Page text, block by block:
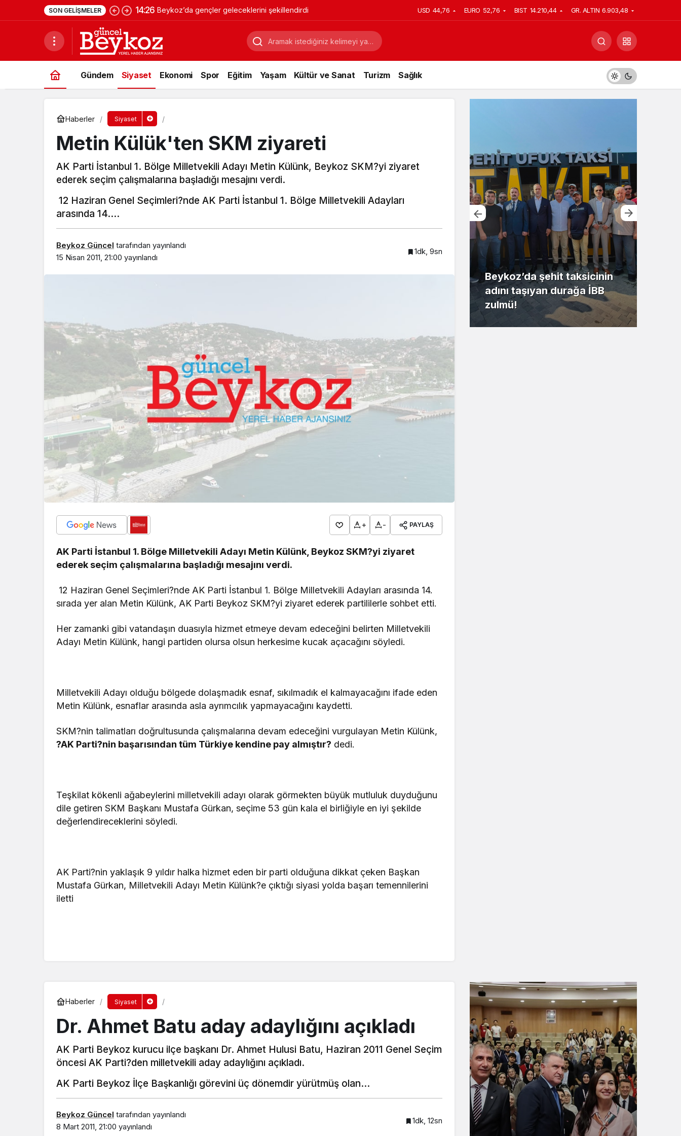
SON GELIŞMELER 14:26 Beykoz’da gençler geleceklerini şekillendirdi USD 44,76 EURO 52,76 BIST 14.210,44 GR. ALTIN 6.903,48
Gündem Siyaset Ekonomi Spor Eğitim Yaşam Kültür ve Sanat Turizm Sağlık
Haberler Siyaset
Metin Külük'ten SKM ziyareti
AK Parti İstanbul 1. Bölge Milletvekili Adayı Metin Külünk, Beykoz SKM?yi ziyaret
ederek seçim çalışmalarına başladığı mesajını verdi.
12 Haziran Genel Seçimleri?nde AK Parti İstanbul 1. Bölge Milletvekili Adayları
arasında 14….
Beykoz Güncel tarafından yayınlandı
15 Nisan 2011, 21:00 yayınlandı
1dk, 9sn
+ - PAYLAŞ
AK Parti İstanbul 1. Bölge Milletvekili Adayı Metin Külünk, Beykoz SKM?yi ziyaret
ederek seçim çalışmalarına başladığı mesajını verdi.
12 Haziran Genel Seçimleri?nde AK Parti İstanbul 1. Bölge Milletvekili Adayları arasında 14.
sırada yer alan Metin Külünk, AK Parti Beykoz SKM?yi ziyaret ederek partililerle sohbet etti.
Her zamanki gibi vatandaşın duasıyla hizmet etmeye devam edeceğini belirten Milletvekili
Adayı Metin Külünk, hangi partiden olursa olsun herkesime kucak açacağını söyledi.
Milletvekili Adayı olduğu bölgede dolaşmadık esnaf, sıkılmadık el kalmayacağını ifade eden
Metin Külünk, esnaflar arasında asla ayrımcılık yapmayacağını kaydetti.
SKM?nin talimatları doğrultusunda çalışmalarına devam edeceğini vurgulayan Metin Külünk,
?AK Parti?nin başarısından tüm Türkiye kendine pay almıştır? dedi.
Teşkilat kökenli ağabeylerini milletvekili adayı olarak görmekten büyük mutluluk duyduğunu
dile getiren SKM Başkanı Mustafa Gürkan, seçime 53 gün kala el birliğiyle en iyi şekilde
değerlendireceklerini söyledi.
AK Parti?nin yaklaşık 9 yıldır halka hizmet eden bir parti olduğuna dikkat çeken Başkan
Mustafa Gürkan, Milletvekili Adayı Metin Külünk?e çıktığı siyasi yolda başarı temennilerini
iletti
Beykoz’da şehit taksicinin
adını taşıyan durağa İBB
zulmü!
Haberler Siyaset
Dr. Ahmet Batu aday adaylığını açıkladı
AK Parti Beykoz kurucu ilçe başkanı Dr. Ahmet Hulusi Batu, Haziran 2011 Genel Seçim
öncesi AK Parti?den milletvekili aday adaylığını açıkladı.
AK Parti Beykoz İlçe Başkanlığı görevini üç dönemdir yürütmüş olan…
Beykoz Güncel tarafından yayınlandı
8 Mart 2011, 21:00 yayınlandı
1dk, 12sn